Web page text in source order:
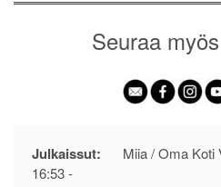
Seuraa
Julkaissut: Miia / Oma Koti
16:53-